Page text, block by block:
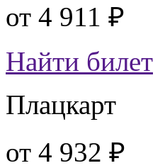
от 4 911 ₽
Найти билет
Плацкарт
от 4 932 ₽